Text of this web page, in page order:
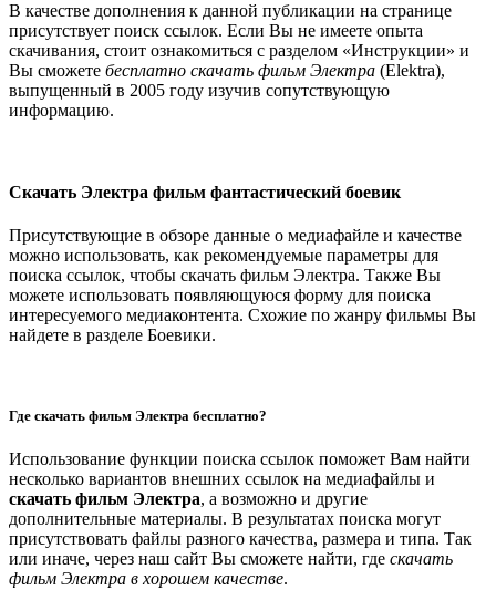
В качестве дополнения к данной публикации на странице
присутствует поиск ссылок. Если Вы не имеете опыта
скачивания, стоит ознакомиться с разделом «Инструкции» и
Вы сможете бесплатно скачать фильм Электра (Elektra),
выпущенный в 2005 году изучив сопутствующую
информацию.
Скачать Электра фильм фантастический боевик
Присутствующие в обзоре данные о медиафайле и качестве
можно использовать, как рекомендуемые параметры для
поиска ссылок, чтобы скачать фильм Электра. Также Вы
можете использовать появляющуюся форму для поиска
интересуемого медиаконтента. Схожие по жанру фильмы Вы
найдете в разделе Боевики.
Где скачать фильм Электра бесплатно?
Использование функции поиска ссылок поможет Вам найти
несколько вариантов внешних ссылок на медиафайлы и
скачать фильм Электра, а возможно и другие
дополнительные материалы. В результатах поиска могут
присутствовать файлы разного качества, размера и типа. Так
или иначе, через наш сайт Вы сможете найти, где скачать
фильм Электра в хорошем качестве.